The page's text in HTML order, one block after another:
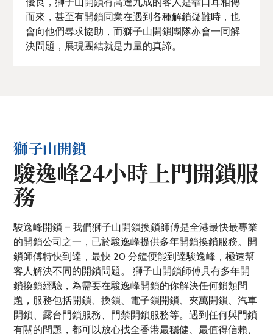
而來，甚至有開鎖同業在遇到各種解鎖疑難時，也
會向他們尋求協助，而獅子山開鎖團隊亦會一同解
決問題，展現團結就是力量的真諦。
獅子山開鎖
駿逸峰24小時上門開鎖服
務
駿逸峰開鎖 – 我們獅子山開鎖換鎖師傅是全港最快最專業
的開鎖公司之一，已於駿逸峰提供多年開鎖換鎖服務。開
鎖師傅特快到達，最快 20 分鐘便能到達駿逸峰，極速幫
客人解決不同的開鎖問題。 獅子山開鎖師傅具有多年開
鎖換鎖經驗，為需要在駿逸峰開鎖的你解決任何鎖類問
題，服務包括開鎖、換鎖、電子鎖開鎖、夾萬開鎖、汽車
開鎖、露台門鎖服務、門禁開鎖服務等。遇到任何與門鎖
有關的問題，都可以放心找全香港最穩健、最值得信賴、